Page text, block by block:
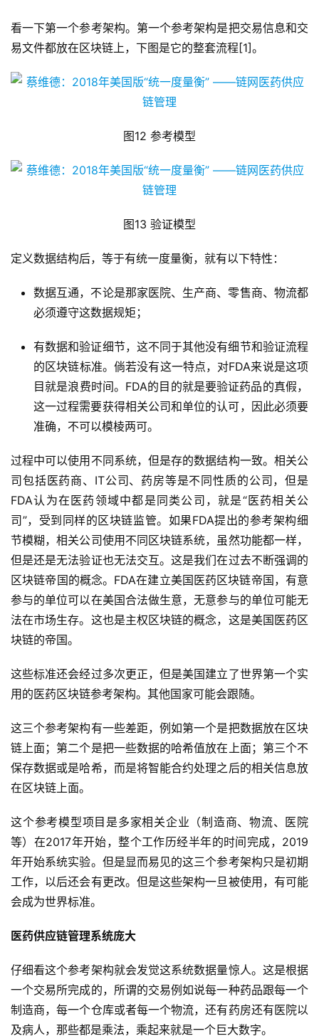
看一下第一个参考架构。第一个参考架构是把交易信息和交
易文件都放在区块链上，下图是它的整套流程[1]。
图12 参考模型
图13 验证模型
定义数据结构后，等于有统一度量衡，就有以下特性：
数据互通，不论是那家医院、生产商、零售商、物流都
必须遵守这数据规矩；
有数据和验证细节，这不同于其他没有细节和验证流程
的区块链标准。倘若没有这一特点，对FDA来说是这项
目就是浪费时间。FDA的目的就是要验证药品的真假，
这一过程需要获得相关公司和单位的认可，因此必须要
准确，不可以模棱两可。
过程中可以使用不同系统，但是存的数据结构一致。相关公
司包括医药商、IT公司、药房等是不同性质的公司，但是
FDA认为在医药领域中都是同类公司，就是“医药相关公
司”，受到同样的区块链监管。如果FDA提出的参考架构细
节模糊，相关公司使用不同区块链系统，虽然功能都一样，
但是还是无法验证也无法交互。这是我们在过去不断强调的
区块链帝国的概念。FDA在建立美国医药区块链帝国，有意
参与的单位可以在美国合法做生意，无意参与的单位可能无
法在市场生存。这也是主权区块链的概念，这是美国医药区
块链的帝国。
这些标准还会经过多次更正，但是美国建立了世界第一个实
用的医药区块链参考架构。其他国家可能会跟随。
这三个参考架构有一些差距，例如第一个是把数据放在区块
链上面；第二个是把一些数据的哈希值放在上面；第三个不
保存数据或是哈希，而是将智能合约处理之后的相关信息放
在区块链上面。
这个参考模型项目是多家相关企业（制造商、物流、医院
等）在2017年开始，整个工作历经半年的时间完成，2019
年开始系统实验。但是显而易见的这三个参考架构只是初期
工作，以后还会有更改。但是这些架构一旦被使用，有可能
会成为世界标准。
医药供应链管理系统庞大
仔细看这个参考架构就会发觉这系统数据量惊人。这是根据
一个交易所完成的，所谓的交易例如说每一种药品跟每一个
制造商，每一个仓库或者每一个物流，还有药房还有医院以
及病人，那些都是乘法，乘起来就是一个巨大数字。